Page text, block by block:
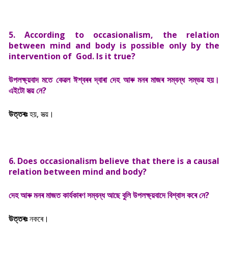
5. According to occasionalism, the relation
between mind and body is possible only by the
intervention of God. Is it true?
উপলক্ষ্য়বাদ মতে কেৱল ঈশ্বৰৰ দ্বাৰা দেহ আৰু মনৰ মাজৰ সম্বন্ধ সম্ভৱ হয়।
এইটো সত্য় নে?
উত্তৰঃহয়, সত্য়।
6. Does occasionalism believe that there is a causal
relation between mind and body?
দেহ আৰু মনৰ মাজত কাৰ্যকাৰণ সম্বন্ধ আছে বুলি উপলক্ষ্য়বাদে বিশ্বাস কৰে নে?
উত্তৰঃনকৰে।